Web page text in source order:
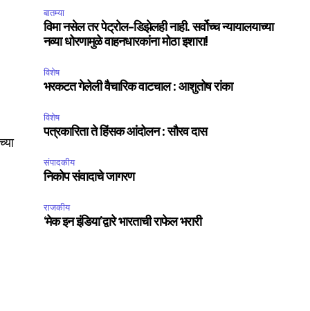
बातम्या
विमा नसेल तर पेट्रोल-डिझेलही नाही. सर्वोच्च न्यायालयाच्या
नव्या धोरणामुळे वाहनधारकांना मोठा इशारा!
विशेष
भरकटत गेलेली वैचारिक वाटचाल : आशुतोष रांका
विशेष
पत्रकारिता ते हिंसक आंदोलन : सौरव दास
संपादकीय
निकोप संवादाचे जागरण
राजकीय
‘मेक इन इंडिया’द्वारे भारताची राफेल भरारी